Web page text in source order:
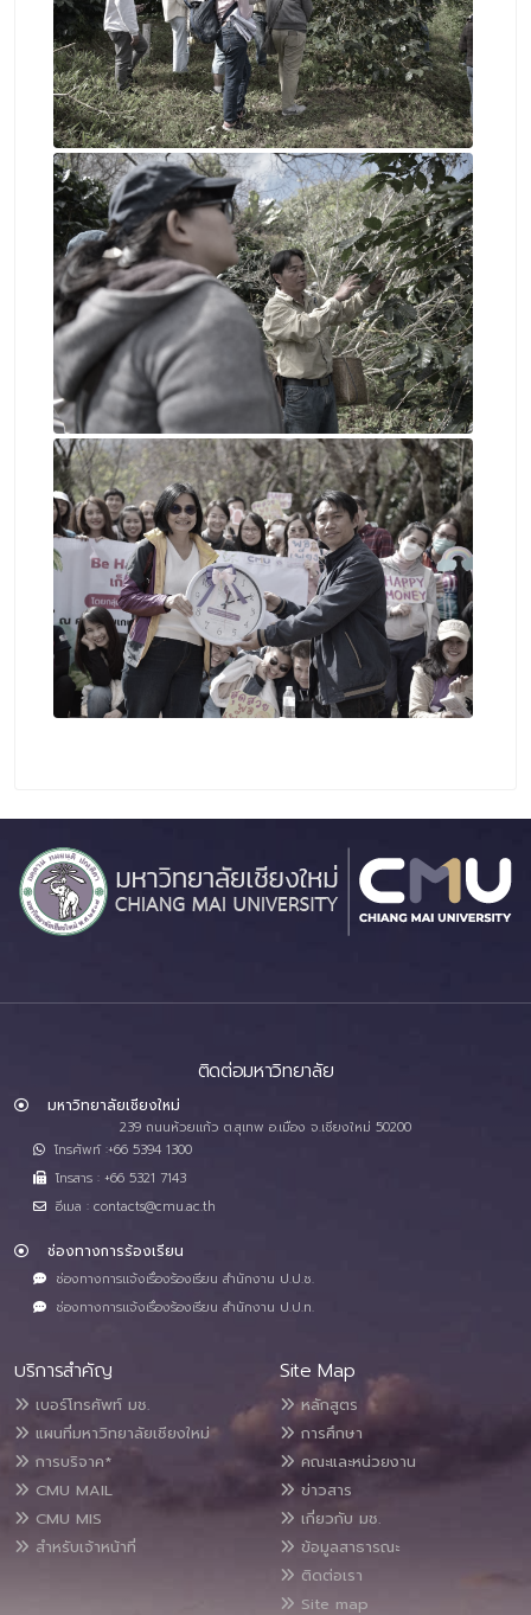
ติดต่อมหาวิทยาลัย
มหาวิทยาลัยเชียงใหม่
239 ถนนห้วยแก้ว ต.สุเทพ อ.เมือง จ.เชียงใหม่ 50200
โทรศัพท์ :+66 5394 1300
โทรสาร : +66 5321 7143
อีเมล : contacts@cmu.ac.th
ช่องทางการร้องเรียน
ช่องทางการแจ้งเรื่องร้องเรียน สำนักงาน ป.ป.ช.
ช่องทางการแจ้งเรื่องร้องเรียน สำนักงาน ป.ป.ท.
บริการสำคัญ
เบอร์โทรศัพท์ มช.
แผนที่มหาวิทยาลัยเชียงใหม่
การบริจาค*
CMU MAIL
CMU MIS
สำหรับเจ้าหน้าที่
Site Map
หลักสูตร
การศึกษา
คณะและหน่วยงาน
ข่าวสาร
เกี่ยวกับ มช.
ข้อมูลสาธารณะ
ติดต่อเรา
Site map